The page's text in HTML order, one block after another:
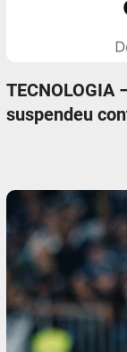
TECNOLOGIA
suspendeu